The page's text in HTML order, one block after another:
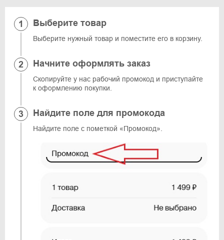
Выберите товар
Выберите нужный товар и поместите его в корзину.
Начните оформлять заказ
Скопируйте у нас рабочий промокод и приступайте
к оформлению покупки.
Найдите поле для промокода
Найдите поле с пометкой «Промокод».